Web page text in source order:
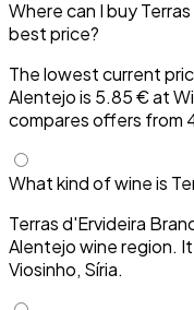
Where can I buy
best price?
The lowest current
Alentejo is 5.85 € at
compares offers from
What kind of wine is
Terras d'Ervideira
Alentejo wine region.
Viosinho, Síria.